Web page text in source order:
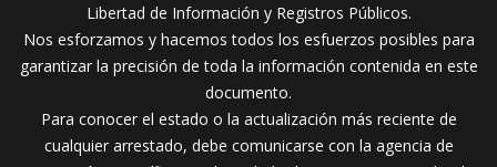
Libertad de Información y Registros Públicos.
Nos esforzamos y hacemos todos los esfuerzos posibles para
garantizar la precisión de toda la información contenida en este
documento.
Para conocer el estado o la actualización más reciente de
cualquier arrestado, debe comunicarse con la agencia de